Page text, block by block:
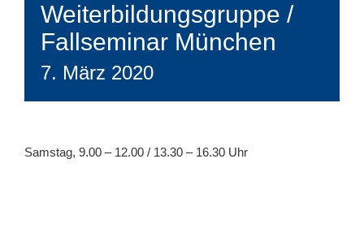
Weiterbildungsgruppe /
Fallseminar München
7. März 2020
Samstag, 9.00 – 12.00 / 13.30 – 16.30 Uhr